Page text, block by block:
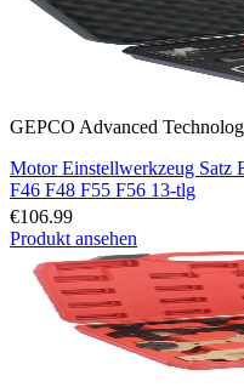
GEPCO Advanced
Motor Einstellwerkzeug
F46 F48 F55 F56 13-tlg
€106.99
Produkt ansehen